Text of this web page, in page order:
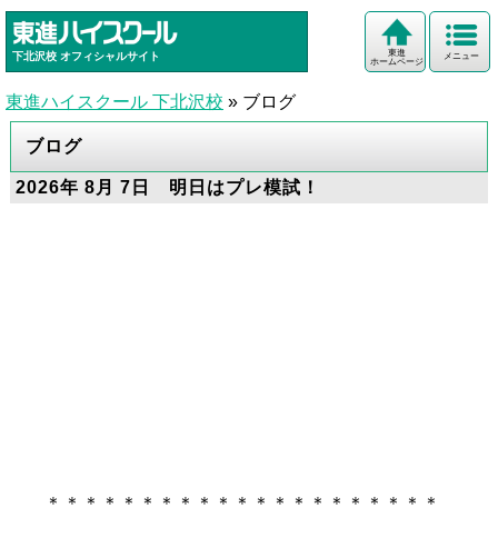
下北沢校 オフィシャルサイト メニュー
東進
ホームページ
東進ハイスクール 下北沢校 » ブログ
ブログ
2026年 8月 7日 明日はプレ模試！
＊＊＊＊＊＊＊＊＊＊＊＊＊＊＊＊＊＊＊＊＊